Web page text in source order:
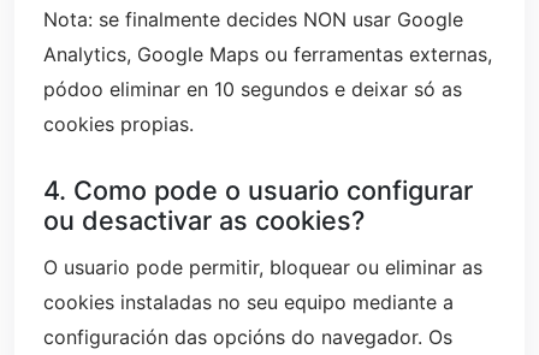
Nota: se finalmente decides NON usar Google
Analytics, Google Maps ou ferramentas externas,
pódoo eliminar en 10 segundos e deixar só as
cookies propias.
4. Como pode o usuario configurar
ou desactivar as cookies?
O usuario pode permitir, bloquear ou eliminar as
cookies instaladas no seu equipo mediante a
configuración das opcións do navegador. Os